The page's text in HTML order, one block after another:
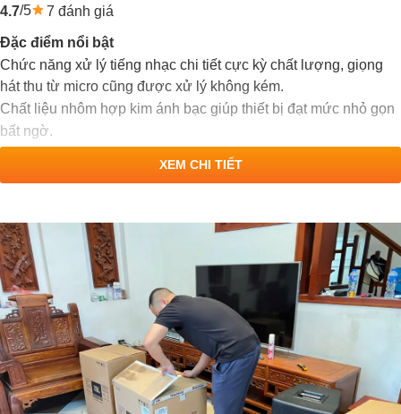
4.7/5 7 đánh giá
Đặc điểm nổi bật
Chức năng xử lý tiếng nhạc chi tiết cực kỳ chất lượng, giọng
hát thu từ micro cũng được xử lý không kém.
Chất liệu nhôm hợp kim ánh bạc giúp thiết bị đạt mức nhỏ gọn
bất ngờ.
XEM CHI TIẾT